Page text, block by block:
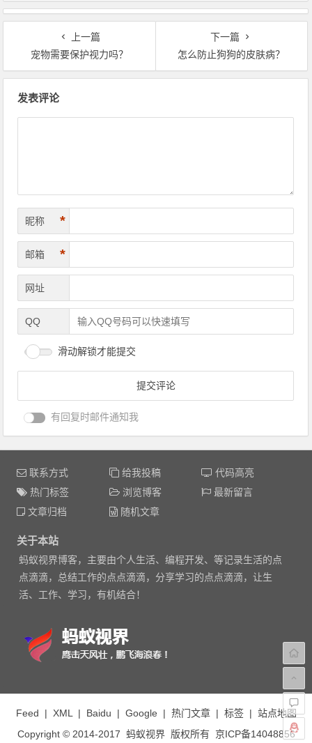
上一篇
宠物需要保护视力吗？
下一篇
怎么防止狗狗的皮肤病？
发表评论
昵称 *
邮箱 *
网址
QQ
滑动解锁才能提交
有回复时邮件通知我
联系方式 给我投稿
代码高亮
热门标签
浏览博客
最新留言
文章归档
随机文章
关于本站
蚂蚁视界博客，主要由个人生活、编程开发、等记录生活的点
点滴滴，总结工作的点点滴滴，分享学习的点点滴滴，让生
活、工作、学习，有机结合！
Feed | XML | Baidu | Google | 热门文章| 标签| 站点地图
Copyright © 2014-2017 蚂蚁视界版权所有 京ICP备14048856